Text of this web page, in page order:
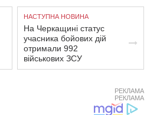
НАСТУПНА НОВИНА
На Черкащині статус
учасника бойових дій
отримали 992
військових ЗСУ
РЕКЛАМА
РЕКЛАМА